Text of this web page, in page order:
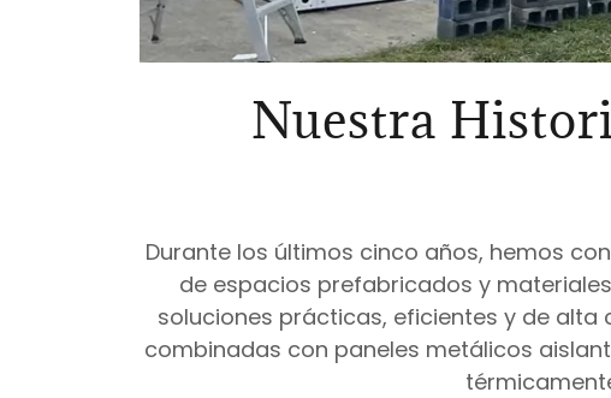
Nuestra
Durante los últimos cinco años, hemos
de espacios prefabricados y
soluciones prácticas, eficientes y de
combinadas con paneles metálicos